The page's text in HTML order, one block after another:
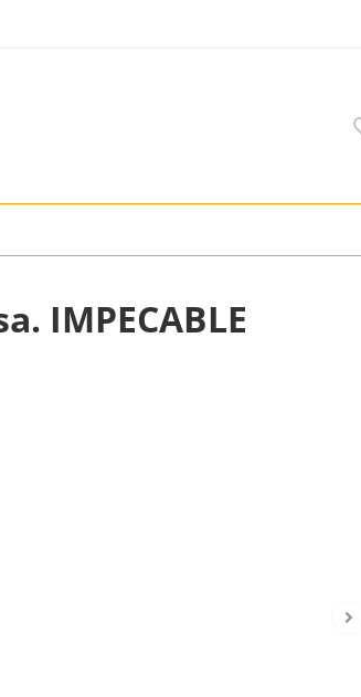
IMPECABLE